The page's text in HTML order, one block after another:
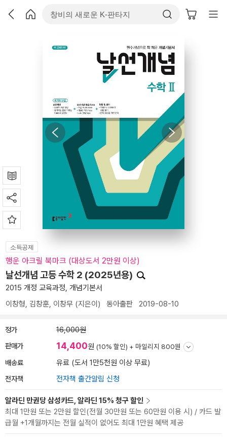
소득공제
행운 아크릴 북마크 (대상도서 2만원 이상)
날선개념 고등 수학 2 (2025년용)
2015 개정 교육과정, 개념기본서
이창형, 김창훈, 이창무 (지은이) 동아출판 2019-08-10
정가 16,000원
판매가 14,400원 (10% 할인) + 마일리지 800원
배송료 유료 (도서 1만5천원 이상 무료)
전자책 전자책 출간알림 신청
알라딘 만권당 삼성카드, 알라딘 15% 청구 할인
최대 1만원 또는 2만원 할인(전월 30만원 또는 60만원 이용 시) / 카드 발
급월 +1개월까지는 전월 실적이 없어도 최대 1만원 혜택 제공